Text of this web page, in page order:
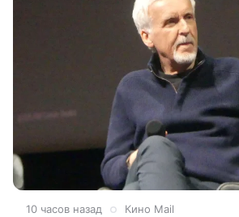
10 часов назад Кино Mail